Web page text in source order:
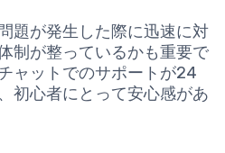
題が発生した際に迅速に対
制が整っているかも重要で
ャットでのサポートが24
初心者にとって安心感があ